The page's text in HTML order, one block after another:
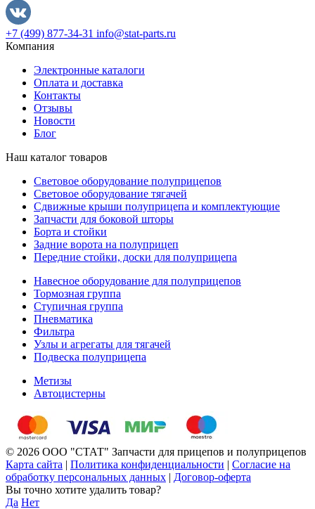
+7 (499) 877-34-31 info@stat-parts.ru
Компания
Электронные каталоги
Оплата и доставка
Контакты
Отзывы
Новости
Блог
Наш каталог товаров
Световое оборудование полуприцепов
Световое оборудование тягачей
Сдвижные крыши полуприцепа и комплектующие
Запчасти для боковой шторы
Борта и стойки
Задние ворота на полуприцеп
Передние стойки, доски для полуприцепа
Навесное оборудование для полуприцепов
Тормозная группа
Ступичная группа
Пневматика
Фильтра
Узлы и агрегаты для тягачей
Подвеска полуприцепа
Метизы
Автоцистерны
© 2026 ООО "СТАТ" Запчасти для прицепов и полуприцепов
Карта сайта | Политика конфиденциальности | Согласие на
обработку персональных данных | Договор-оферта
Вы точно хотите удалить товар?
Да Нет